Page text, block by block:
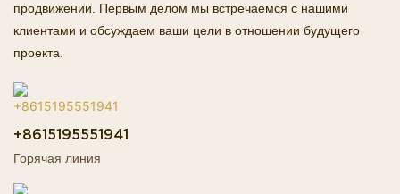
продвижении. Первым делом мы встречаемся с нашими
клиентами и обсуждаем ваши цели в отношении будущего
проекта.
+8615195551941
Горячая линия